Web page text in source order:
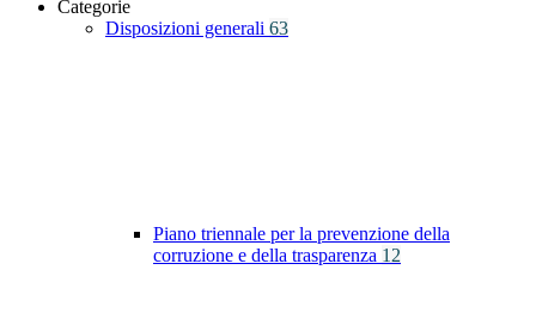
Categorie
Disposizioni generali 63
Piano triennale per la prevenzione della
corruzione e della trasparenza 12